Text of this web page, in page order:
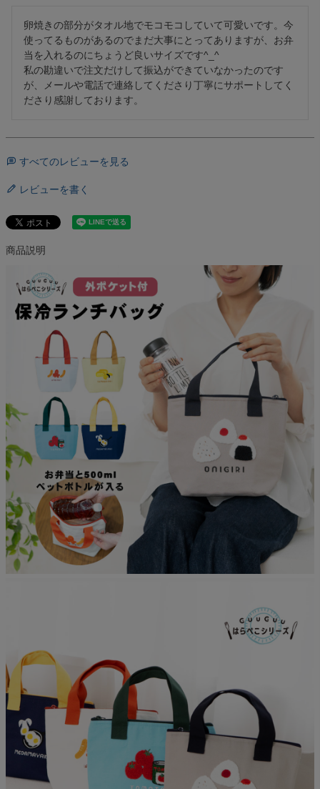
卵焼きの部分がタオル地でモコモコしていて可愛いです。今
使ってるものがあるのでまだ大事にとってありますが、お弁
当を入れるのにちょうど良いサイズです^_^
私の勘違いで注文だけして振込ができていなかったのです
が、メールや電話で連絡してくださり丁寧にサポートしてく
ださり感謝しております。
すべてのレビューを見る
レビューを書く
商品説明